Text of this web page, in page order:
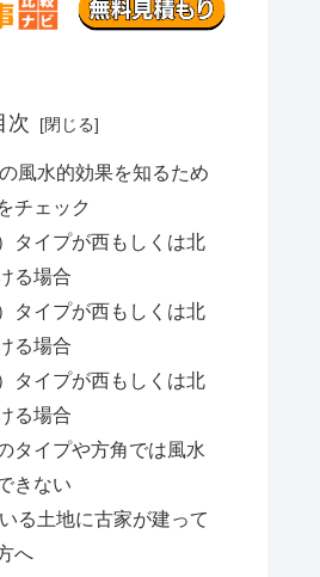
次
風水的効果を知るため
チェック
タイプが西もしくは北
る場合
タイプが西もしくは北
る場合
タイプが西もしくは北
る場合
タイプや方角では風水
きない
る土地に古家が建って
へ